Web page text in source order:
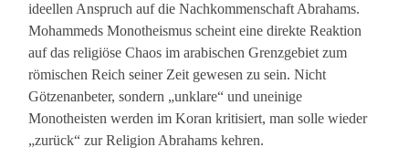
ideellen Anspruch auf die Nachkommenschaft Abrahams.
Mohammeds Monotheismus scheint eine direkte Reaktion
auf das religiöse Chaos im arabischen Grenzgebiet zum
römischen Reich seiner Zeit gewesen zu sein. Nicht
Götzenanbeter, sondern „unklare“ und uneinige
Monotheisten werden im Koran kritisiert, man solle wieder
„zurück“ zur Religion Abrahams kehren.